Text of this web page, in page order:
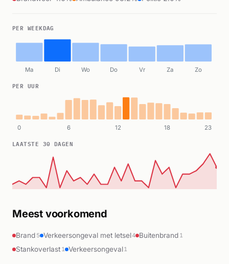
PER WEEKDAG
Ma Di Wo Do Vr Za Zo
PER UUR
0 6 12 18 23
LAATSTE 30 DAGEN
Meest voorkomend
Brand 5 Verkeersongeval met letsel4 Buitenbrand 1
Stankoverlast 1 Verkeersongeval1